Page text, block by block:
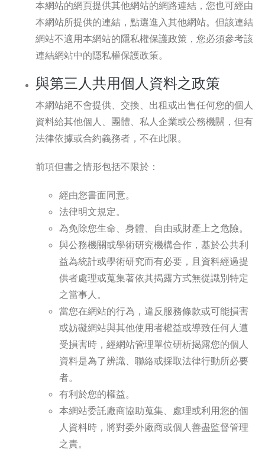
本網站的網頁提供其他網站的網路連結，您也可經由
本網站所提供的連結，點選進入其他網站。但該連結
網站不適用本網站的隱私權保護政策，您必須參考該
連結網站中的隱私權保護政策。
與第三人共用個人資料之政策
本網站絕不會提供、交換、出租或出售任何您的個人
資料給其他個人、團體、私人企業或公務機關，但有
法律依據或合約義務者，不在此限。
前項但書之情形包括不限於：
經由您書面同意。
法律明文規定。
為免除您生命、身體、自由或財產上之危險。
與公務機關或學術研究機構合作，基於公共利
益為統計或學術研究而有必要，且資料經過提
供者處理或蒐集著依其揭露方式無從識別特定
之當事人。
當您在網站的行為，違反服務條款或可能損害
或妨礙網站與其他使用者權益或導致任何人遭
受損害時，經網站管理單位研析揭露您的個人
資料是為了辨識、聯絡或採取法律行動所必要
者。
有利於您的權益。
本網站委託廠商協助蒐集、處理或利用您的個
人資料時，將對委外廠商或個人善盡監督管理
之責。